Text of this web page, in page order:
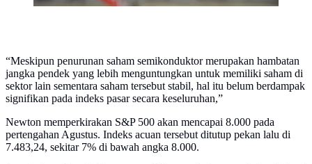
“Meskipun penurunan saham semikonduktor merupakan hambatan
jangka pendek yang lebih menguntungkan untuk memiliki saham di
sektor lain sementara saham tersebut stabil, hal itu belum berdampak
signifikan pada indeks pasar secara keseluruhan,”
Newton memperkirakan S&P 500 akan mencapai 8.000 pada
pertengahan Agustus. Indeks acuan tersebut ditutup pekan lalu di
7.483,24, sekitar 7% di bawah angka 8.000.